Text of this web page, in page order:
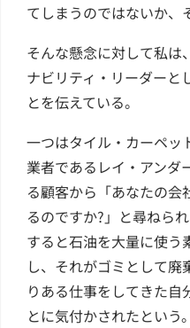
てしまうのではないか、
そんな懸念に対して私は
ナビリティ・リーダーと
とを伝えている。
一つはタイル・カーペッ
業者であるレイ・アンダ
る顧客から「あなたの会
るのですか?」と尋ねら
すると石油を大量に使う
し、それがゴミとして
りある仕事をしてきた自
とに気付かされたとい